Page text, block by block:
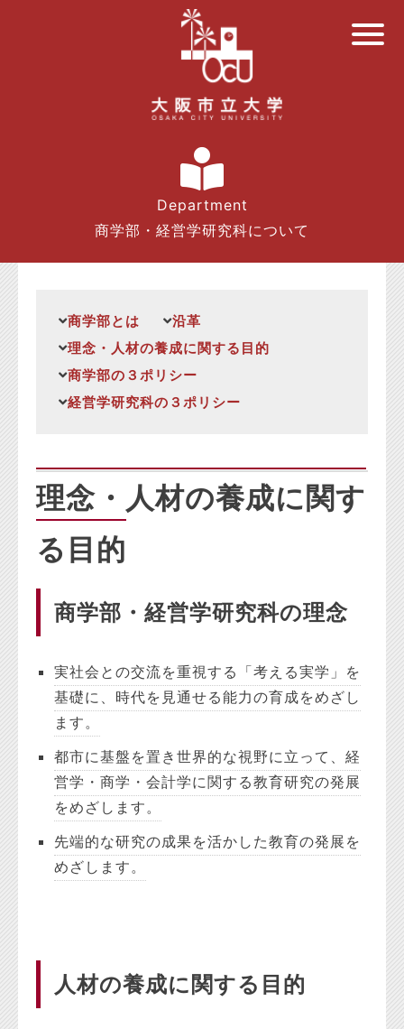
Department
商学部・経営学研究科について
商学部とは
沿革
理念・人材の養成に関する目的
商学部の３ポリシー
経営学研究科の３ポリシー
理念・人材の養成に関す
る目的
商学部・経営学研究科の理念
実社会との交流を重視する「考える実学」を
基礎に、時代を見通せる能力の育成をめざし
ます。
都市に基盤を置き世界的な視野に立って、経
営学・商学・会計学に関する教育研究の発展
をめざします。
先端的な研究の成果を活かした教育の発展を
めざします。
人材の養成に関する目的